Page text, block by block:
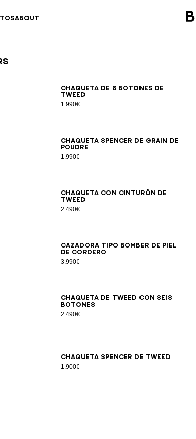
ABOUT
Chaqueta de 6 botones de
tweed
1.990€
3436384042
Chaqueta Spencer de grain de
poudre
1.990€
34363840 4244
Chaqueta con cinturón de
tweed
2.490€
343638404244
Cazadora tipo bomber de piel
de cordero
3.990€
3436384042
Chaqueta de tweed con seis
botones
2.490€
343638 40424446
Chaqueta Spencer de tweed
1.900€
34363840 42